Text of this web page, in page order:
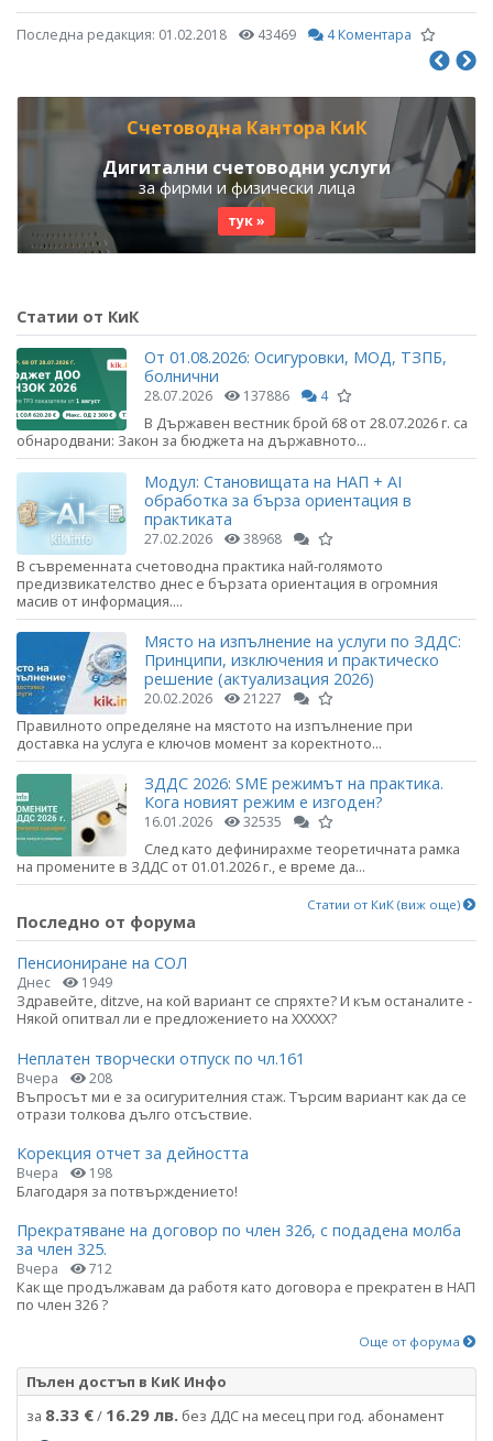
Последна редакция: 01.02.2018 43469 4 Коментара
Счетоводна Кантора КиК
Дигитални счетоводни услуги
за фирми и физически лица
тук »
Статии от КиК
От 01.08.2026: Осигуровки, МОД, ТЗПБ,
болнични
28.07.2026 137886 4
В Държавен вестник брой 68 от 28.07.2026 г. са
обнародвани: Закон за бюджета на държавното...
Модул: Становищата на НАП + AI
обработка за бърза ориентация в
практиката
27.02.2026 38968
В съвременната счетоводна практика най-голямото
предизвикателство днес е бързата ориентация в огромния
масив от информация....
Място на изпълнение на услуги по ЗДДС:
Принципи, изключения и практическо
решение (актуализация 2026)
20.02.2026 21227
Правилното определяне на мястото на изпълнение при
доставка на услуга е ключов момент за коректното...
ЗДДС 2026: SME режимът на практика.
Кога новият режим е изгоден?
16.01.2026 32535
След като дефинирахме теоретичната рамка
на промените в ЗДДС от 01.01.2026 г., е време да...
Статии от КиК (виж още)
Последно от форума
Пенсиониране на СОЛ
Днес 1949
Здравейте, ditzve, на кой вариант се спряхте? И към останалите -
Някой опитвал ли е предложението на ХХХХХ?
Неплатен творчески отпуск по чл.161
Вчера 208
Въпросът ми е за осигурителния стаж. Търсим вариант как да се
отрази толкова дълго отсъствие.
Корекция отчет за дейността
Вчера 198
Благодаря за потвърждението!
Прекратяване на договор по член 326, с подадена молба
за член 325.
Вчера 712
Как ще продължавам да работя като договора е прекратен в НАП
по член 326 ?
Още от форума
Пълен достъп в КиК Инфо
за 8.33 €/ 16.29 лв. без ДДС на месец при год. абонамент